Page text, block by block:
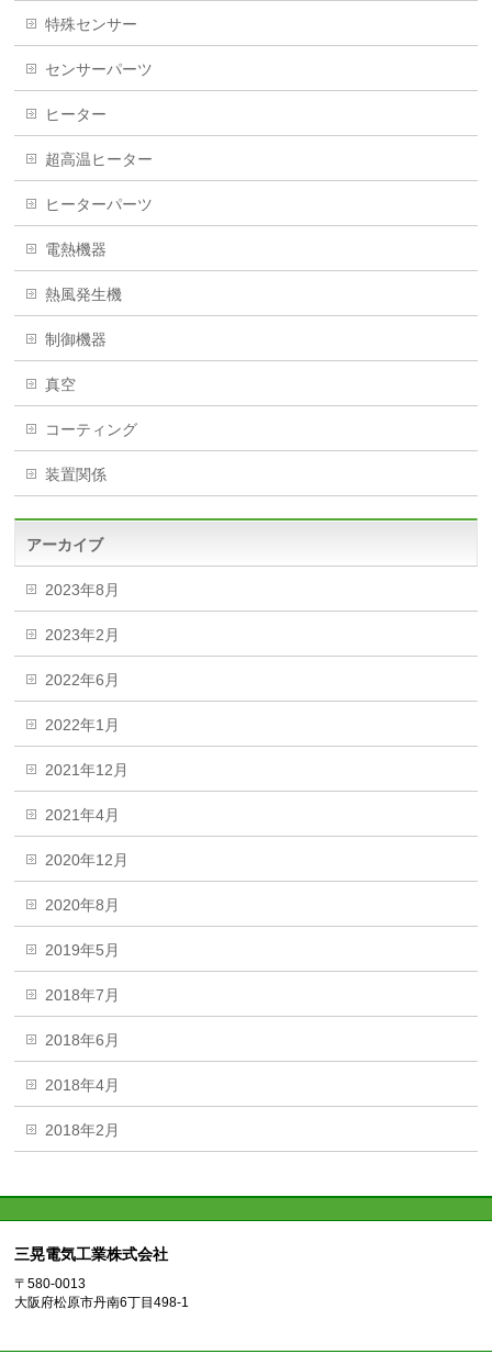
特殊センサー
センサーパーツ
ヒーター
超高温ヒーター
ヒーターパーツ
電熱機器
熱風発生機
制御機器
真空
コーティング
装置関係
アーカイブ
2023年8月
2023年2月
2022年6月
2022年1月
2021年12月
2021年4月
2020年12月
2020年8月
2019年5月
2018年7月
2018年6月
2018年4月
2018年2月
三晃電気工業株式会社
〒580-0013
大阪府松原市丹南6丁目498-1